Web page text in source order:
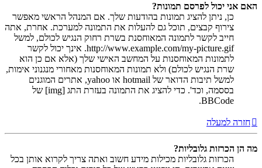
האם אני יכול לפרסם תמונות?
כן, ניתן להציג תמונות בהודעות שלך. אם המנהל הראשי מאפשר
צירוף קבצים, תוכל גם להעלות את התמונה למערכת. אחרת, אתה
חייב לקשר לתמונה המאוחסנת בשרת רחוק הנגיש לכולם, למשל
http://www.example.com/my-picture.gif. אינך יכול לקשר
לתמונות המאוחסנות על המחשב האישי שלך (אלא אם כן הוא
שרת הנגיש לכולם) ולא תמונות המאוחסנות מאחורי מנגנוני אימות,
למשל תיבות הדואר של hotmail או yahoo, אתרים המוגנים
בססמה, וכד'. כדי להציג את התמונה בעזרת התג [img] של
BBCode.
חזרה למעלה
מה הן הכרזות גלובליות?
הכרזות גלובליות מכילות מידע חשוב ואתה צריך לקרוא אותן בכל